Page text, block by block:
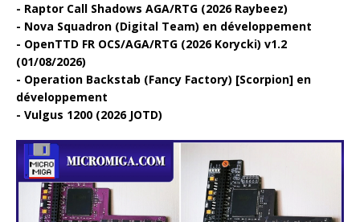
Raptor Call Shadows AGA/RTG (2026 Raybeez)
Nova Squadron (Digital Team) en développement
OpenTTD FR OCS/AGA/RTG (2026 Korycki) v1.2
(01/08/2026)
Operation Backstab (Fancy Factory) [Scorpion] en
développement
Vulgus 1200 (2026 JOTD)